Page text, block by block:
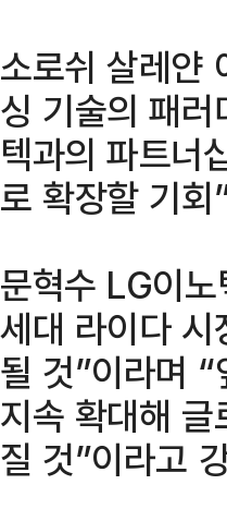
소로쉬 살레얀
싱 기술의 패
텍과의 파트너
로 확장할 기회
문혁수 LG이
세대 라이다
될 것”이라며
지속 확대해
질 것”이라고